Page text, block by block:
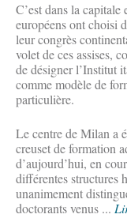
C’est dans la
européens ont choisi
leur congrès
volet de ces assises,
de désigner l’Institut
comme modèle de
particulière.
Le centre de Milan a
creuset de formation
d’aujourd’hui, en
différentes structures
unanimement
doctorants venus ...